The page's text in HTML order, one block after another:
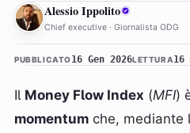
AI Alessio Ippolito
Chief executive · Giornalista ODG
PUBBLICATO16 Gen 2026LETTURA16
Il Money Flow Index (MFI)
momentum che, mediante